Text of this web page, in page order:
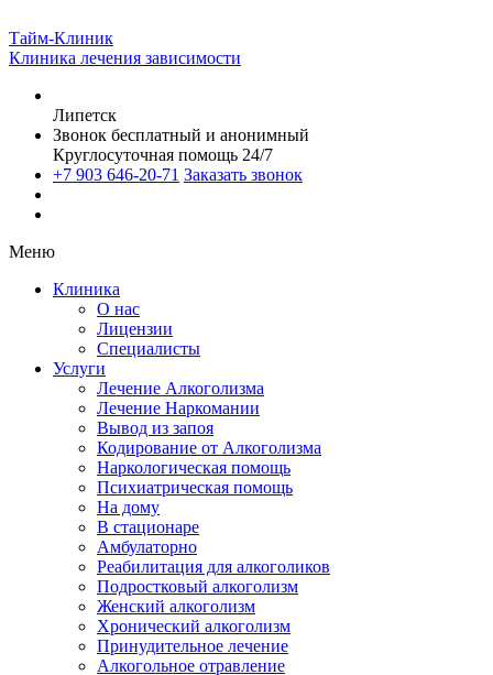
Тайм-Клиник
Клиника лечения зависимости
Липетск
Звонок бесплатный и анонимный
Круглосуточная помощь 24/7
+7 903 646-20-71 Заказать звонок
Меню
Клиника
О нас
Лицензии
Специалисты
Услуги
Лечение Алкоголизма
Лечение Наркомании
Вывод из запоя
Кодирование от Алкоголизма
Наркологическая помощь
Психиатрическая помощь
На дому
В стационаре
Амбулаторно
Реабилитация для алкоголиков
Подростковый алкоголизм
Женский алкоголизм
Хронический алкоголизм
Принудительное лечение
Алкогольное отравление